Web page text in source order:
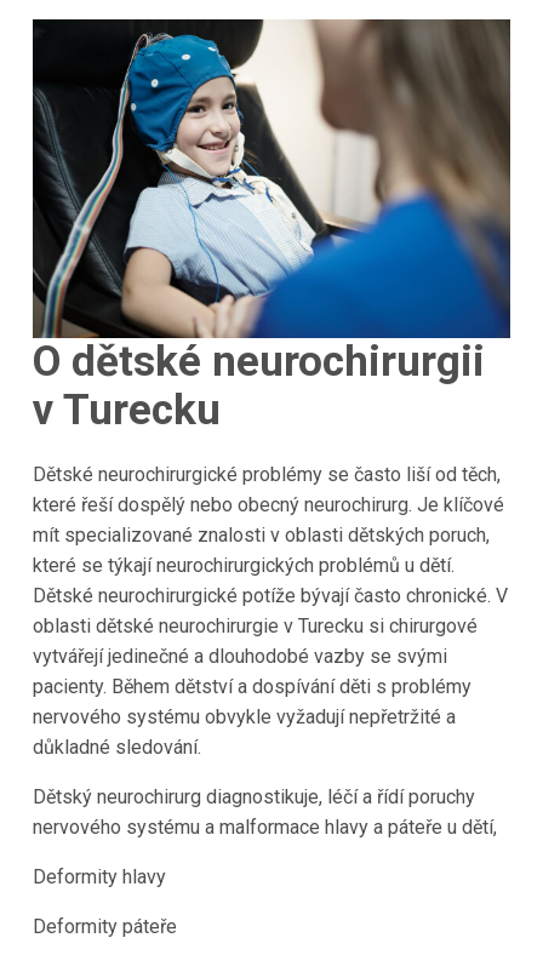
O dětské neurochirurgii
v Turecku
Dětské neurochirurgické problémy se často liší od těch,
které řeší dospělý nebo obecný neurochirurg. Je klíčové
mít specializované znalosti v oblasti dětských poruch,
které se týkají neurochirurgických problémů u dětí.
Dětské neurochirurgické potíže bývají často chronické. V
oblasti dětské neurochirurgie v Turecku si chirurgové
vytvářejí jedinečné a dlouhodobé vazby se svými
pacienty. Během dětství a dospívání děti s problémy
nervového systému obvykle vyžadují nepřetržité a
důkladné sledování.
Dětský neurochirurg diagnostikuje, léčí a řídí poruchy
nervového systému a malformace hlavy a páteře u dětí,
Deformity hlavy
Deformity páteře